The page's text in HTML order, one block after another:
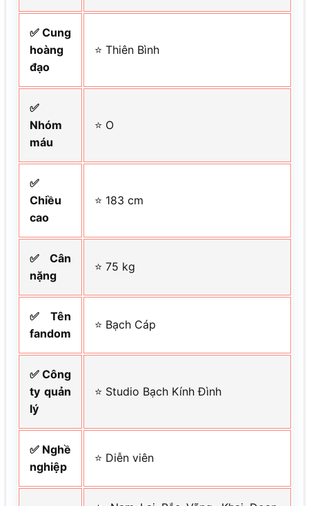
✅ Cung
hoàng
đạo
⭐ Thiên Bình
✅
Nhóm
máu
⭐ O
✅
Chiều
cao
⭐ 183 cm
✅ Cân
nặng
⭐ 75 kg
✅ Tên
fandom
⭐ Bạch Cáp
✅ Công
ty quản
lý
⭐ Studio Bạch Kính Đình
✅ Nghề
nghiệp
⭐ Diễn viên